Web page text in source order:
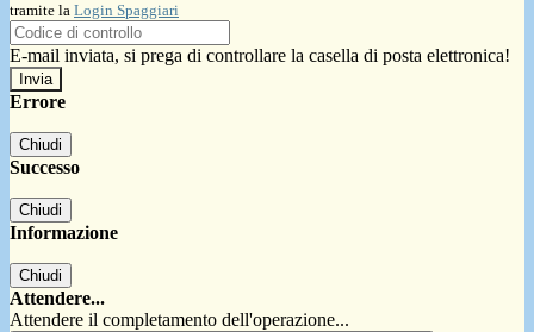
tramite la Login Spaggiari
E-mail inviata, si prega di controllare la casella di posta elettronica!
Errore
Chiudi
Successo
Chiudi
Informazione
Chiudi
Attendere...
Attendere il completamento dell'operazione...